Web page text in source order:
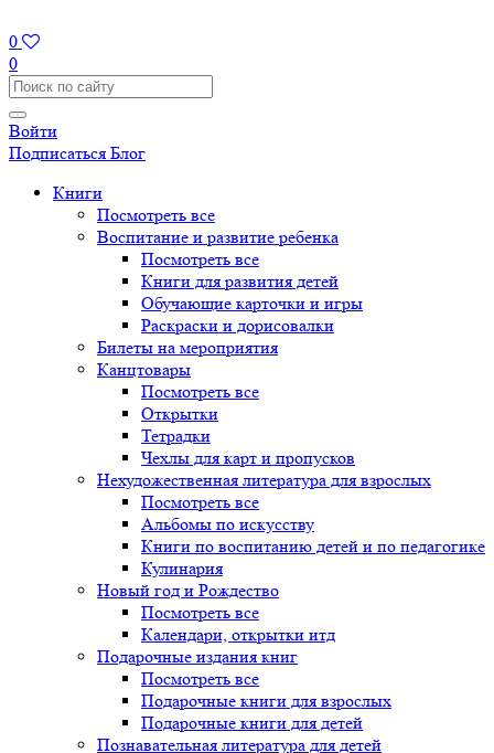
0
0
Войти
Подписаться Блог
Книги
Посмотреть все
Воспитание и развитие ребенка
Посмотреть все
Книги для развития детей
Обучающие карточки и игры
Раскраски и дорисовалки
Билеты на мероприятия
Канцтовары
Посмотреть все
Открытки
Тетрадки
Чехлы для карт и пропусков
Нехудожественная литература для взрослых
Посмотреть все
Альбомы по искусству
Книги по воспитанию детей и по педагогике
Кулинария
Новый год и Рождество
Посмотреть все
Календари, открытки итд
Подарочные издания книг
Посмотреть все
Подарочные книги для взрослых
Подарочные книги для детей
Познавательная литература для детей